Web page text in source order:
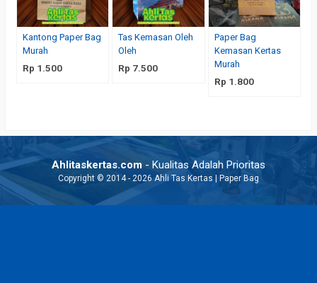
Kantong Paper Bag
Murah
Rp 1.500
Tas Kemasan Oleh
Oleh
Rp 7.500
Paper Bag
Kemasan Kertas
Murah
Rp 1.800
Ahlitaskertas.com - Kualitas Adalah Prioritas
Copyright © 2014 - 2026 Ahli Tas Kertas | Paper Bag